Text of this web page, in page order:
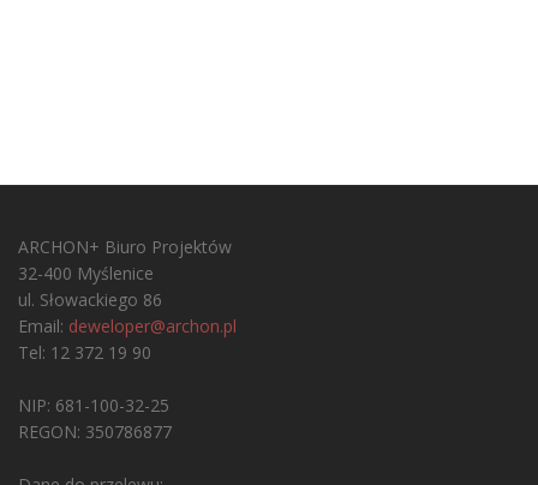
ARCHON+ Biuro Projektów
32-400 Myślenice
ul. Słowackiego 86
Email: deweloper@archon.pl
Tel: 12 372 19 90
NIP: 681-100-32-25
REGON: 350786877